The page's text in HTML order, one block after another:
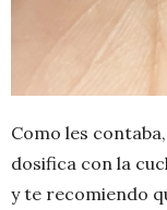
Como les
dosifica con la
y te recomiendo